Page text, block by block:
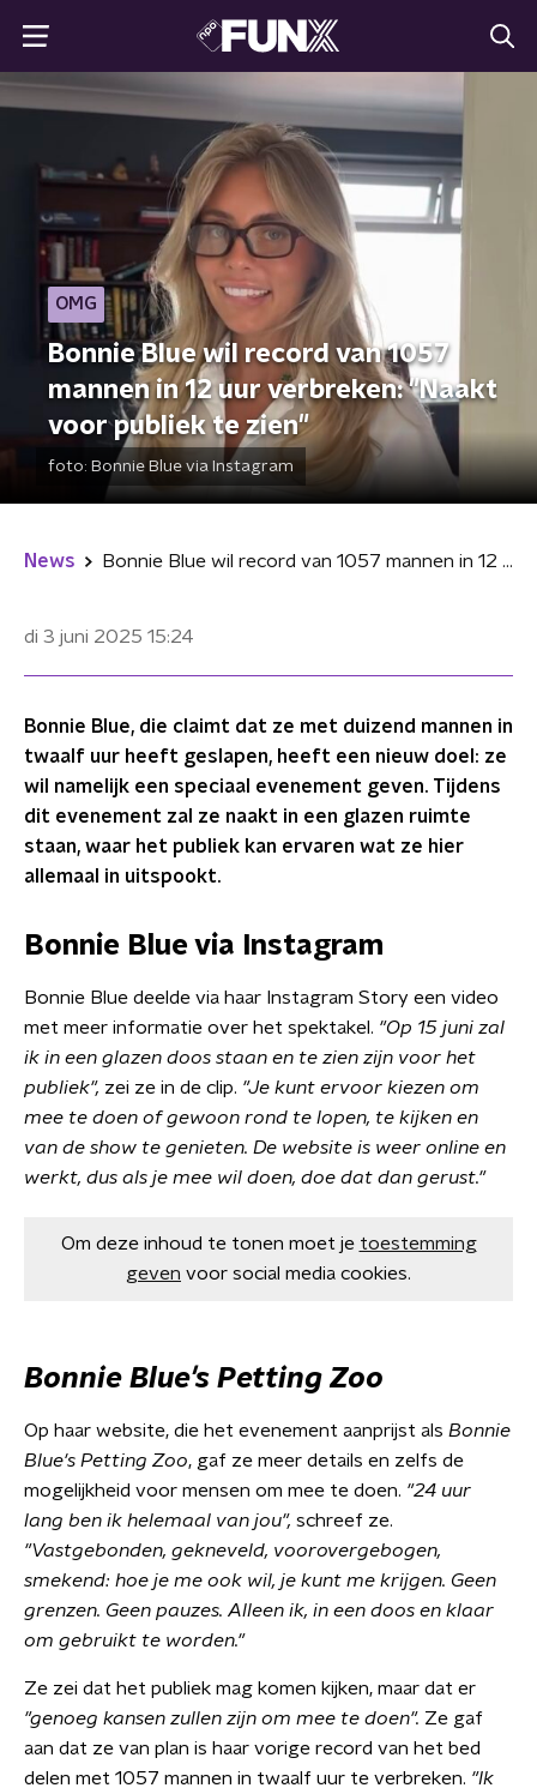
OMG
Bonnie Blue wil record van 1057
mannen in 12 uur verbreken: "Naakt
voor publiek te zien"
foto: Bonnie Blue via Instagram
News Bonnie Blue wil record van 1057 mannen in 12 uur verbreken: "Naakt voor publiek te zien"
di 3 juni 2025 15:24
Bonnie Blue, die claimt dat ze met duizend mannen in
twaalf uur heeft geslapen, heeft een nieuw doel: ze
wil namelijk een speciaal evenement geven. Tijdens
dit evenement zal ze naakt in een glazen ruimte
staan, waar het publiek kan ervaren wat ze hier
allemaal in uitspookt.
Bonnie Blue via Instagram
Bonnie Blue deelde via haar Instagram Story een video
met meer informatie over het spektakel. "Op 15 juni zal
ik in een glazen doos staan en te zien zijn voor het
publiek", zei ze in de clip. "Je kunt ervoor kiezen om
mee te doen of gewoon rond te lopen, te kijken en
van de show te genieten. De website is weer online en
werkt, dus als je mee wil doen, doe dat dan gerust."
Om deze inhoud te tonen moet je toestemming
geven voor social media cookies.
Bonnie Blue's Petting Zoo
Op haar website, die het evenement aanprijst als Bonnie
Blue's Petting Zoo, gaf ze meer details en zelfs de
mogelijkheid voor mensen om mee te doen. "24 uur
lang ben ik helemaal van jou", schreef ze.
"Vastgebonden, gekneveld, voorovergebogen,
smekend: hoe je me ook wil, je kunt me krijgen. Geen
grenzen. Geen pauzes. Alleen ik, in een doos en klaar
om gebruikt te worden."
Ze zei dat het publiek mag komen kijken, maar dat er
"genoeg kansen zullen zijn om mee te doen". Ze gaf
aan dat ze van plan is haar vorige record van het bed
delen met 1057 mannen in twaalf uur te verbreken. "Ik